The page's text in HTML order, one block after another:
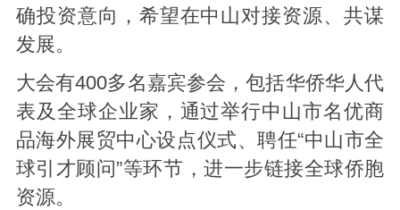
确投资意向，希望在中山对接资源、共谋
发展。
大会有400多名嘉宾参会，包括华侨华人代
表及全球企业家，通过举行中山市名优商
品海外展贸中心设点仪式、聘任“中山市全
球引才顾问”等环节，进一步链接全球侨胞
资源。